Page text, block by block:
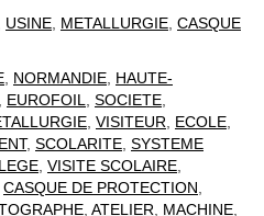
USINE, METALLURGIE, CASQUE
, NORMANDIE, HAUTE-
, EUROFOIL, SOCIETE,
, VISITEUR, ECOLE,
, SCOLARITE, SYSTEME
, VISITE SCOLAIRE,
CASQUE DE PROTECTION,
, ATELIER, MACHINE,